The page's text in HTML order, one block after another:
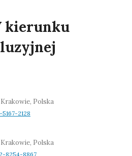
kierunku
Polska
2128
Polska
8254-8867